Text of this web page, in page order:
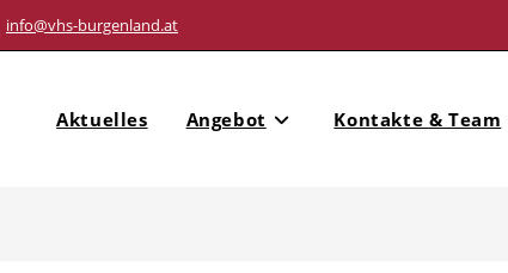
info@vhs-burgenland.at
Aktuelles Angebot Kontakte & Team